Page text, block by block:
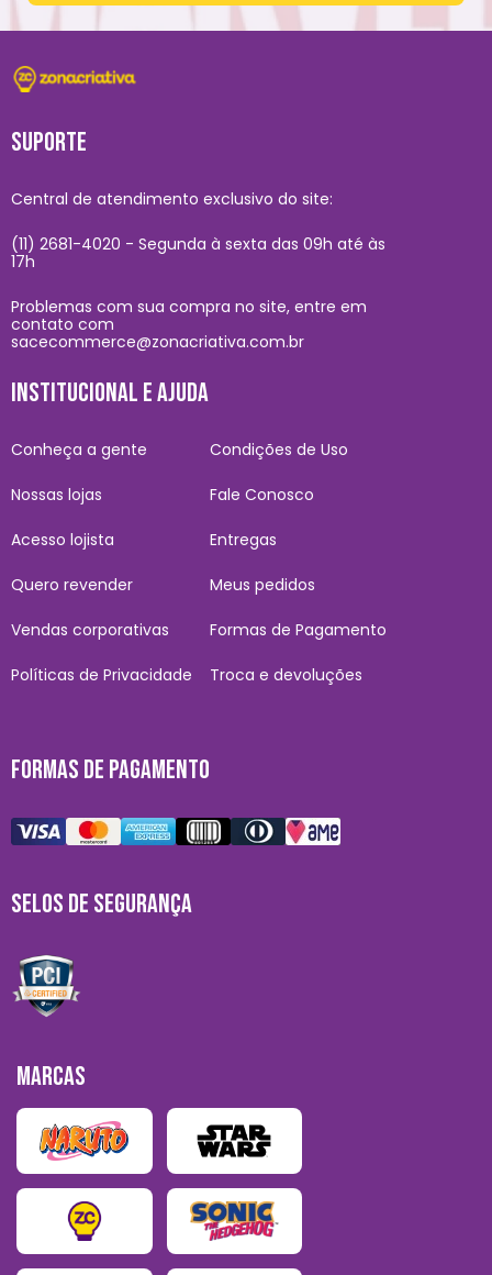
SUPORTE
Central de atendimento exclusivo do site:
(11) 2681-4020 - Segunda à sexta das 09h até às
17h
Problemas com sua compra no site, entre em
contato com
sacecommerce@zonacriativa.com.br
INSTITUCIONAL E AJUDA
Conheça a gente
Nossas lojas
Acesso lojista
Quero revender
Vendas corporativas
Políticas de Privacidade
Condições de Uso
Fale Conosco
Entregas
Meus pedidos
Formas de Pagamento
Troca e devoluções
FORMAS DE PAGAMENTO
SELOS DE SEGURANÇA
MARCAS